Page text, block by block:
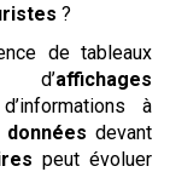
?
de tableaux
affichages
à
données devant
peut évoluer